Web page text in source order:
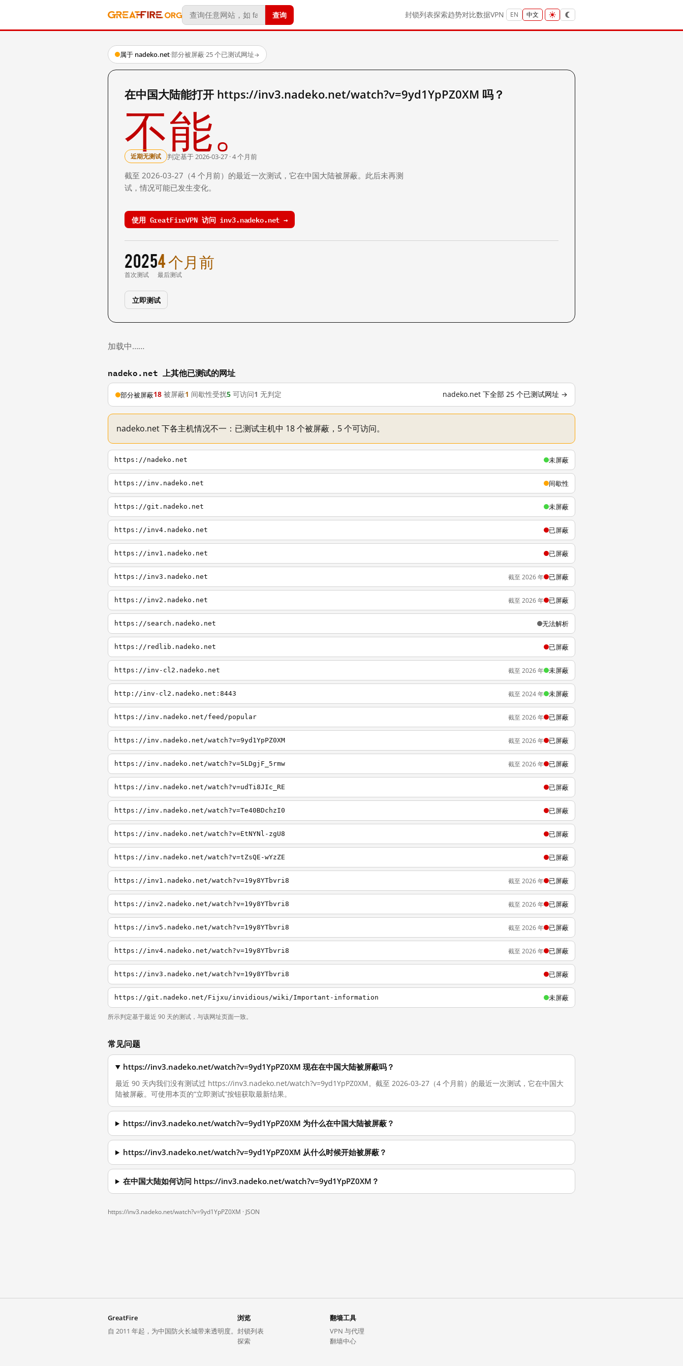
查询 封锁列表探索趋势对比数据VPN EN 中文
属于 nadeko.net·部分被屏蔽·25 个已测试网址→
在中国大陆能打开 https://inv3.nadeko.net/watch?v=9yd1YpPZ0XM 吗？
不能。
近期无测试 判定基于 2026-03-27 · 4 个月前
截至 2026-03-27（4 个月前）的最近一次测试，它在中国大陆被屏蔽。此后未再测
试，情况可能已发生变化。
使用 GreatFireVPN 访问 inv3.nadeko.net →
2025
首次测试
4 个月前
最后测试
立即测试
加载中……
nadeko.net 上其他已测试的网址
部分被屏蔽18 被屏蔽1 间歇性受扰5 可访问1 无判定 nadeko.net 下全部 25 个已测试网址 →
nadeko.net 下各主机情况不一：已测试主机中 18 个被屏蔽，5 个可访问。
https://nadeko.net 未屏蔽
https://inv.nadeko.net 间歇性
https://git.nadeko.net 未屏蔽
https://inv4.nadeko.net 已屏蔽
https://inv1.nadeko.net 已屏蔽
https://inv3.nadeko.net 截至 2026 年 已屏蔽
https://inv2.nadeko.net 截至 2026 年 已屏蔽
https://search.nadeko.net 无法解析
https://redlib.nadeko.net 已屏蔽
https://inv-cl2.nadeko.net 截至 2026 年 未屏蔽
http://inv-cl2.nadeko.net:8443 截至 2024 年 未屏蔽
https://inv.nadeko.net/feed/popular 截至 2026 年 已屏蔽
https://inv.nadeko.net/watch?v=9yd1YpPZ0XM 截至 2026 年 已屏蔽
https://inv.nadeko.net/watch?v=5LDgjF_5rmw 截至 2026 年 已屏蔽
https://inv.nadeko.net/watch?v=udTi8JIc_RE 已屏蔽
https://inv.nadeko.net/watch?v=Te40BDchzI0 已屏蔽
https://inv.nadeko.net/watch?v=EtNYNl-zgU8 已屏蔽
https://inv.nadeko.net/watch?v=tZsQE-wYzZE 已屏蔽
https://inv1.nadeko.net/watch?v=19y8YTbvri8 截至 2026 年 已屏蔽
https://inv2.nadeko.net/watch?v=19y8YTbvri8 截至 2026 年 已屏蔽
https://inv5.nadeko.net/watch?v=19y8YTbvri8 截至 2026 年 已屏蔽
https://inv4.nadeko.net/watch?v=19y8YTbvri8 截至 2026 年 已屏蔽
https://inv3.nadeko.net/watch?v=19y8YTbvri8 已屏蔽
https://git.nadeko.net/Fijxu/invidious/wiki/Important-information 未屏蔽
所示判定基于最近 90 天的测试，与该网址页面一致。
常见问题
https://inv3.nadeko.net/watch?v=9yd1YpPZ0XM 现在在中国大陆被屏蔽吗？
最近 90 天内我们没有测试过 https://inv3.nadeko.net/watch?v=9yd1YpPZ0XM。截至 2026-03-27（4 个月前）的最近一次测试，它在中国大
陆被屏蔽。可使用本页的“立即测试”按钮获取最新结果。
https://inv3.nadeko.net/watch?v=9yd1YpPZ0XM 为什么在中国大陆被屏蔽？
https://inv3.nadeko.net/watch?v=9yd1YpPZ0XM 从什么时候开始被屏蔽？
在中国大陆如何访问 https://inv3.nadeko.net/watch?v=9yd1YpPZ0XM？
https://inv3.nadeko.net/watch?v=9yd1YpPZ0XM · JSON
GreatFire
自 2011 年起，为中国防火长城带来透明度。
浏览
封锁列表
探索
翻墙工具
VPN 与代理
翻墙中心